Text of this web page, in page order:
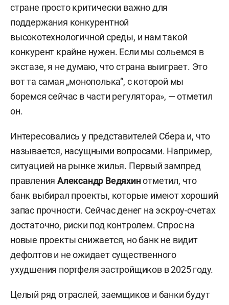
стране просто критически важно для
поддержания конкурентной
высокотехнологичной среды, и нам такой
конкурент крайне нужен. Если мы сольемся в
экстазе, я не думаю, что страна выиграет. Это
вот та самая „монополька“, с которой мы
боремся сейчас в части регулятора», — отметил
он.
Интересовались у представителей Сбера и, что
называется, насущными вопросами. Например,
ситуацией на рынке жилья. Первый зампред
правленияАлександр Ведяхинотметил, что
банк выбирал проекты, которые имеют хороший
запас прочности. Сейчас денег на эскроу-счетах
достаточно, риски под контролем. Спрос на
новые проекты снижается, но банк не видит
дефолтов и не ожидает существенного
ухудшения портфеля застройщиков в 2025 году.
Целый ряд отраслей, заемщиков и банки будут